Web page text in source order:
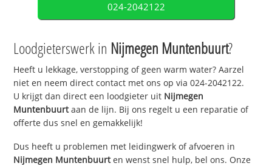
024-2042122
Loodgieterswerk in Nijmegen Muntenbuurt?
Heeft u lekkage, verstopping of geen warm water? Aarzel
niet en neem direct contact met ons op via 024-2042122.
U krijgt dan direct een loodgieter uit Nijmegen
Muntenbuurtaan de lijn. Bij ons regelt u een reparatie of
offerte dus snel en gemakkelijk!
Dus heeft u problemen met leidingwerk of afvoeren in
Nijmegen Muntenbuurten wenst snel hulp, bel ons. Onze